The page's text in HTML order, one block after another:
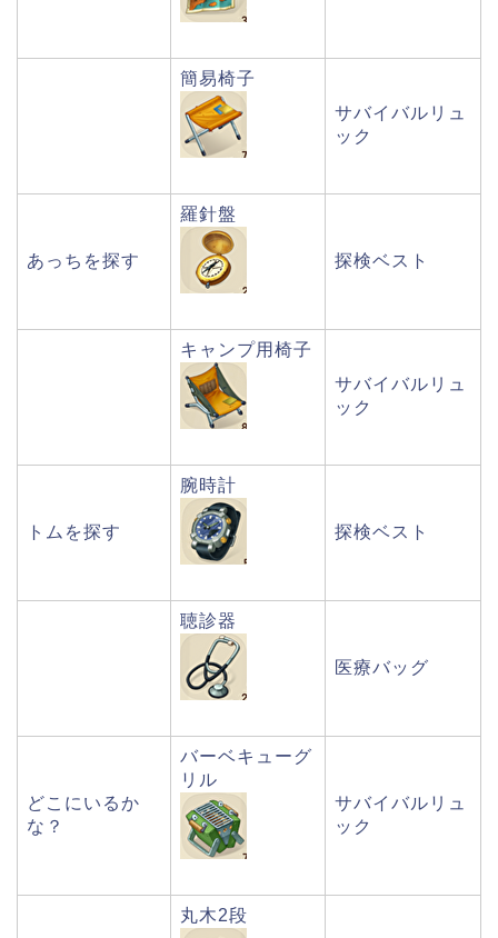
簡易椅子
サバイバルリュ
ック
あっちを探す
羅針盤
探検ベスト
キャンプ用椅子
サバイバルリュ
ック
トムを探す
腕時計
探検ベスト
聴診器
医療バッグ
どこにいるか
な？
バーベキューグ
リル
サバイバルリュ
ック
丸木2段